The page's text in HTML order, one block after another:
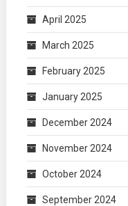
April 2025
March 2025
February 2025
January 2025
December 2024
November 2024
October 2024
September 2024